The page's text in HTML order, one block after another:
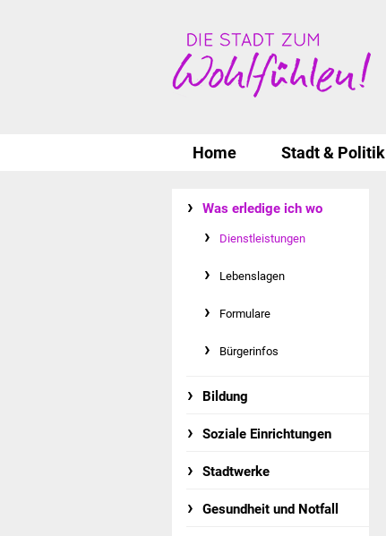
Home Stadt & Politik
Was erledige ich wo
Dienstleistungen
Lebenslagen
Formulare
Bürgerinfos
Bildung
Soziale Einrichtungen
Stadtwerke
Gesundheit und Notfall